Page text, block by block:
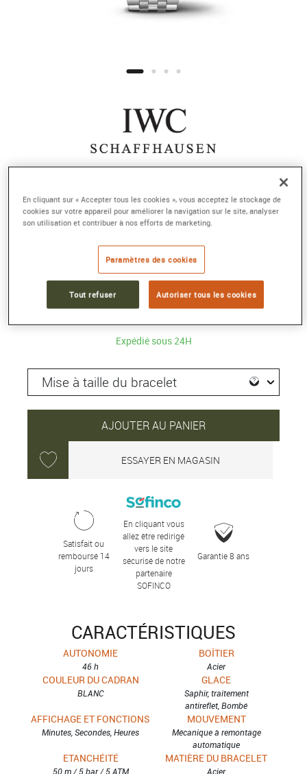
PORTOFINO CHRONOGRAPHE 39
39 mm, acier, remontage automatique
Référence :IW391503
Collection : PORTOFINO
8 500 €
Expédié sous 24H
AJOUTER AU PANIER
ESSAYER EN MAGASIN
Satisfait ou
remboursé 14
jours
En cliquant vous
allez être redirigé
vers le site
sécurisé de notre
partenaire
SOFINCO
Garantie 8 ans
CARACTÉRISTIQUES
AUTONOMIE
46 h
BOÎTIER
Acier
COULEUR DU CADRAN
BLANC
GLACE
Saphir, traitement
antireflet, Bombé
AFFICHAGE ET FONCTIONS
Minutes, Secondes, Heures
MOUVEMENT
Mécanique à remontage
automatique
ETANCHÉITÉ
50 m / 5 bar / 5 ATM
MATIÈRE DU BRACELET
Acier
En cliquant sur « Accepter tous les cookies », vous acceptez le stockage de
cookies sur votre appareil pour améliorer la navigation sur le site, analyser
son utilisation et contribuer à nos efforts de marketing.
Paramètres des cookies
Tout refuser Autoriser tous les cookies